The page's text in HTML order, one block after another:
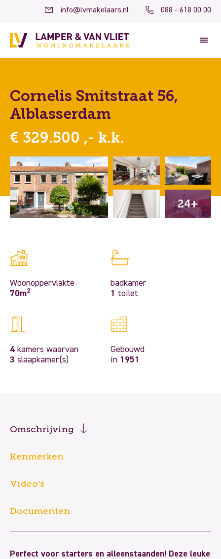
info@lvmakelaars.nl 088 - 618 00 00
Cornelis Smitstraat 56,
Alblasserdam
€ 329.500 ,- k.k.
24+
Woonoppervlakte
70m2
badkamer
1
toilet
4 kamers waarvan
3 slaapkamer(s)
Gebouwd
in 1951
Omschrijving
Kenmerken
Video’s
Documenten
Perfect voor starters en alleenstaanden! Deze leuke